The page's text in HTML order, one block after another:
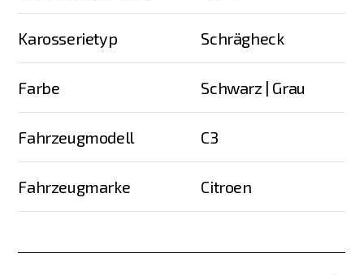
Karosserietyp Schrägheck
Farbe Schwarz | Grau
Fahrzeugmodell C3
Fahrzeugmarke Citroen